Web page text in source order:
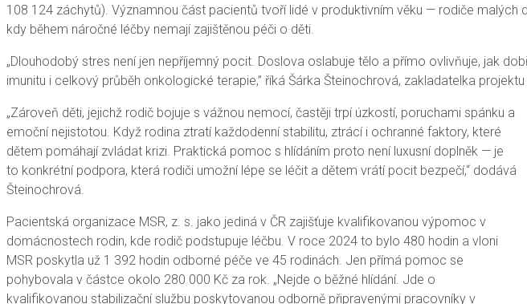
108 124 záchytů). Významnou část pacientů tvoří lidé v produktivním věku — rodiče
kdy během náročné léčby nemají zajištěnou péči o děti.
„Dlouhodobý stres není jen nepříjemný pocit. Doslova oslabuje tělo a přímo ovlivňuje, jak
imunitu i celkový průběh onkologické terapie,” říká Šárka Šteinochrová, zakladatelka
„Zároveň děti, jejichž rodič bojuje s vážnou nemocí, častěji trpí úzkostí, poruchami spánku a
emoční nejistotou. Když rodina ztratí každodenní stabilitu, ztrácí i ochranné faktory, které
dětem pomáhají zvládat krizi. Praktická pomoc s hlídáním proto není luxusní doplněk — je
to konkrétní podpora, která rodiči umožní lépe se léčit a dětem vrátí pocit bezpečí,“ dodává
Šteinochrová.
Pacientská organizace MSR, z. s. jako jediná v ČR zajišťuje kvalifikovanou výpomoc v
domácnostech rodin, kde rodič podstupuje léčbu. V roce 2024 to bylo 480 hodin a vloni
MSR poskytla už 1 392 hodin odborné péče ve 45 rodinách. Jen přímá pomoc se
pohybovala v částce okolo 280 000 Kč za rok. „Nejde o běžné hlídání. Jde o
kvalifikovanou stabilizační službu poskytovanou odborně připravenými pracovníky v